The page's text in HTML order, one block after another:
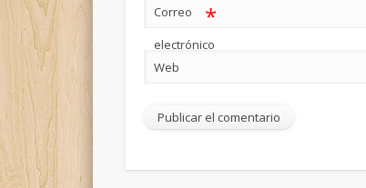
Correo
electrónico
*
Web